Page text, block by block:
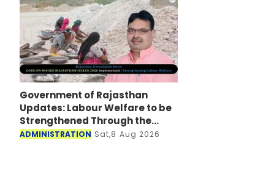
Government of Rajasthan
Updates: Labour Welfare to be
Strengthened Through the
Code Of Wages (Rajasthan)
ADMINISTRATION Sat,8 Aug 2026